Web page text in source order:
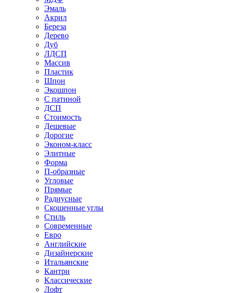
Эмаль
Акрил
Береза
Дерево
Дуб
ЛДСП
Массив
Пластик
Шпон
Экошпон
С патиной
ДСП
Стоимость
Дешевые
Дорогие
Эконом-класс
Элитные
Форма
П-образные
Угловые
Прямые
Радиусные
Скошенные углы
Стиль
Современные
Евро
Английские
Дизайнерские
Итальянские
Кантри
Классические
Лофт